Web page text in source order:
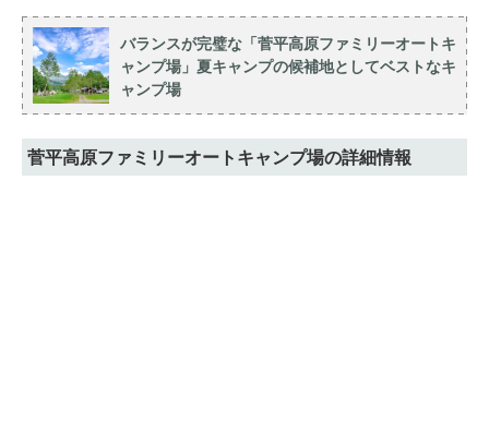
バランスが完璧な「菅平高原ファミリーオートキ
ャンプ場」夏キャンプの候補地としてベストなキ
ャンプ場
菅平高原ファミリーオートキャンプ場の詳細情報